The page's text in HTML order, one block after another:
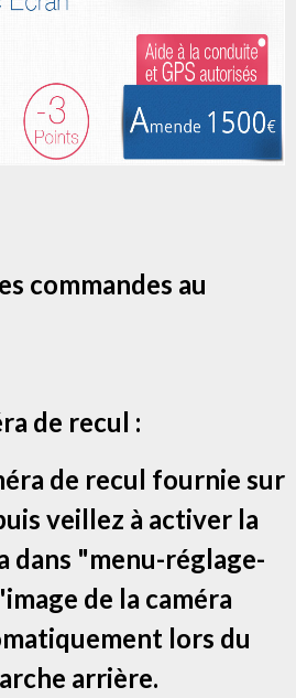
commandes au
de recul :
de recul fournie sur
veillez à activer la
dans "menu-réglage-
de la caméra
lors du
arrière.